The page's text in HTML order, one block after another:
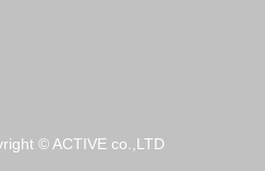
© ACTIVE co.,LTD